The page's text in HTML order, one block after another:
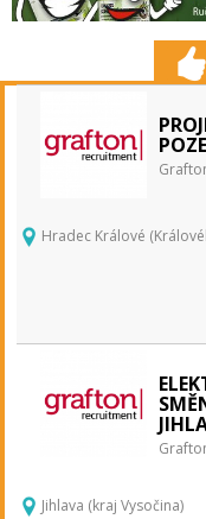
Hradec Králové
Jihlava (kraj Vysočina)